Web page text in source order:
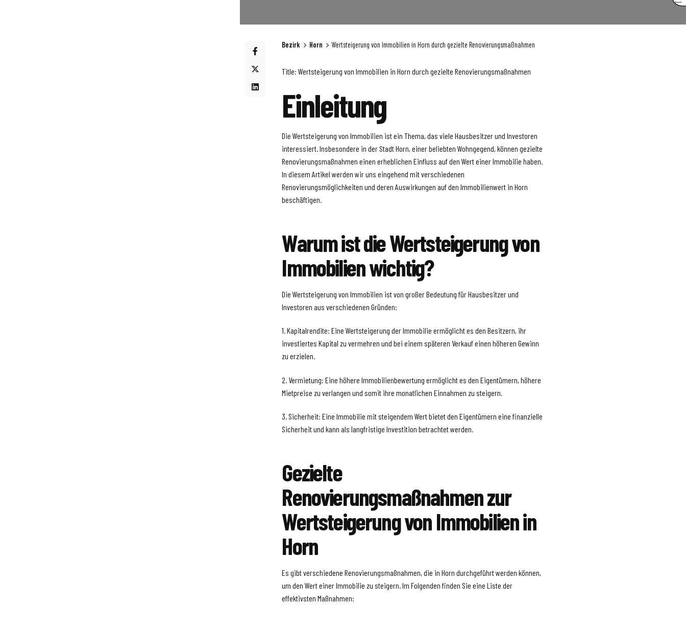
Bezirk Horn Wertsteigerung von Immobilien in Horn durch gezielte Renovierungsmaßnahmen
Title: Wertsteigerung von Immobilien in Horn durch gezielte Renovierungsmaßnahmen
Einleitung
Die Wertsteigerung von Immobilien ist ein Thema, das viele Hausbesitzer und Investoren
interessiert. Insbesondere in der Stadt Horn, einer beliebten Wohngegend, können gezielte
Renovierungsmaßnahmen einen erheblichen Einfluss auf den Wert einer Immobilie haben.
In diesem Artikel werden wir uns eingehend mit verschiedenen
Renovierungsmöglichkeiten und deren Auswirkungen auf den Immobilienwert in Horn
beschäftigen.
Warum ist die Wertsteigerung von
Immobilien wichtig?
Die Wertsteigerung von Immobilien ist von großer Bedeutung für Hausbesitzer und
Investoren aus verschiedenen Gründen:
1. Kapitalrendite: Eine Wertsteigerung der Immobilie ermöglicht es den Besitzern, ihr
investiertes Kapital zu vermehren und bei einem späteren Verkauf einen höheren Gewinn
zu erzielen.
2. Vermietung: Eine höhere Immobilienbewertung ermöglicht es den Eigentümern, höhere
Mietpreise zu verlangen und somit ihre monatlichen Einnahmen zu steigern.
3. Sicherheit: Eine Immobilie mit steigendem Wert bietet den Eigentümern eine finanzielle
Sicherheit und kann als langfristige Investition betrachtet werden.
Gezielte
Renovierungsmaßnahmen zur
Wertsteigerung von Immobilien in
Horn
Es gibt verschiedene Renovierungsmaßnahmen, die in Horn durchgeführt werden können,
um den Wert einer Immobilie zu steigern. Im Folgenden finden Sie eine Liste der
effektivsten Maßnahmen: